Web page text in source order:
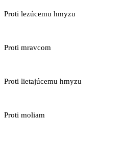
Proti lezúcemu hmyzu
Proti mravcom
Proti lietajúcemu hmyzu
Proti moliam